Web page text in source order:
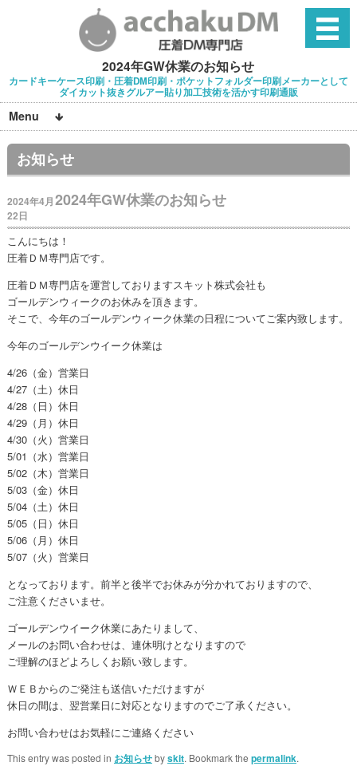
2024年GW休業のお知らせ
カードキーケース印刷・圧着DM印刷・ポケットフォルダー印刷メーカーとして
ダイカット抜きグルアー貼り加工技術を活かす印刷通販
Menu
お知らせ
2024年GW休業のお知らせ
2024年4月
22日
こんにちは！
圧着ＤＭ専門店です。
圧着ＤＭ専門店を運営しておりますスキット株式会社も
ゴールデンウィークのお休みを頂きます。
そこで、今年のゴールデンウィーク休業の日程についてご案内致します。
今年のゴールデンウイーク休業は
4/26（金）営業日
4/27（土）休日
4/28（日）休日
4/29（月）休日
4/30（火）営業日
5/01（水）営業日
5/02（木）営業日
5/03（金）休日
5/04（土）休日
5/05（日）休日
5/06（月）休日
5/07（火）営業日
となっております。前半と後半でお休みが分かれておりますので、
ご注意くださいませ。
ゴールデンウイーク休業にあたりまして、
メールのお問い合わせは、連休明けとなりますので
ご理解のほどよろしくお願い致します。
ＷＥＢからのご発注も送信いただけますが
休日の間は、翌営業日に対応となりますのでご了承ください。
お問い合わせはお気軽にご連絡ください
This entry was posted in お知らせbyskit. Bookmark the permalink.